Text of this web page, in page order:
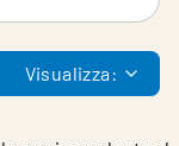
Visualizza: